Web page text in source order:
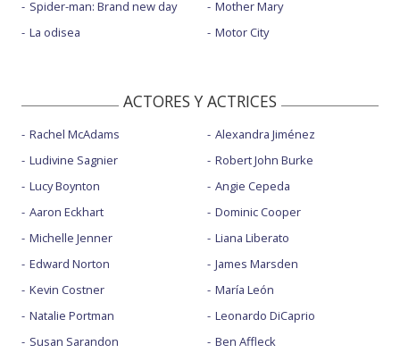
Spider-man: Brand new day
La odisea
Mother Mary
Motor City
ACTORES Y ACTRICES
Rachel McAdams
Ludivine Sagnier
Lucy Boynton
Aaron Eckhart
Michelle Jenner
Edward Norton
Kevin Costner
Natalie Portman
Susan Sarandon
Alexandra Jiménez
Robert John Burke
Angie Cepeda
Dominic Cooper
Liana Liberato
James Marsden
María León
Leonardo DiCaprio
Ben Affleck